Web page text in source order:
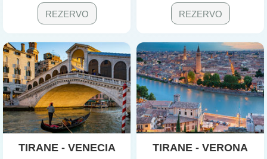
REZERVO REZERVO
TIRANE - VENECIA
TIRANE - VERONA